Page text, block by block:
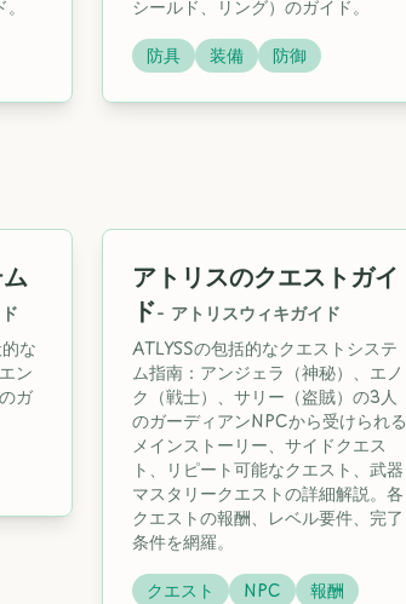
シールド、リング）のガイド。
防具
装備 防御
な
ン
ガ
アトリスのクエストガイ
ド- アトリスウィキガイド
ATLYSSの包括的なクエストシステ
ム指南：アンジェラ（神秘）、エノ
ク（戦士）、サリー（盗賊）の3人
のガーディアンNPCから受けられる
メインストーリー、サイドクエス
ト、リピート可能なクエスト、武器
マスタリークエストの詳細解説。各
クエストの報酬、レベル要件、完了
条件を網羅。
クエスト
NPC 報酬